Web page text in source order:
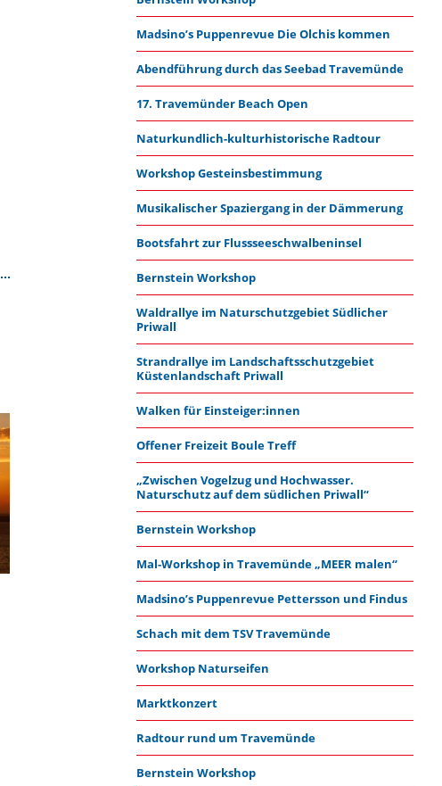
Madsino’s Puppenrevue Die Olchis kommen
Abendführung durch das Seebad Travemünde
17. Travemünder Beach Open
Naturkundlich-kulturhistorische Radtour
Workshop Gesteinsbestimmung
Musikalischer Spaziergang in der Dämmerung
Bootsfahrt zur Flussseeschwalbeninsel
Bernstein Workshop
Waldrallye im Naturschutzgebiet Südlicher
Priwall
Strandrallye im Landschaftsschutzgebiet
Küstenlandschaft Priwall
Walken für Einsteiger:innen
Offener Freizeit Boule Treff
„Zwischen Vogelzug und Hochwasser.
Naturschutz auf dem südlichen Priwall“
Bernstein Workshop
Mal-Workshop in Travemünde „MEER malen“
Madsino’s Puppenrevue Pettersson und Findus
Schach mit dem TSV Travemünde
Workshop Naturseifen
Marktkonzert
Radtour rund um Travemünde
Bernstein Workshop